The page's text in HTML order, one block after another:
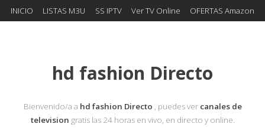
INICIO LISTAS M3U SS IPTV Ver TV Online OFERTAS Amazon
hd fashion Directo
Bienvenido/a a hd fashion Directo , puedes ver canales de
television gratis las 24 horas en vivo, en directo y online.